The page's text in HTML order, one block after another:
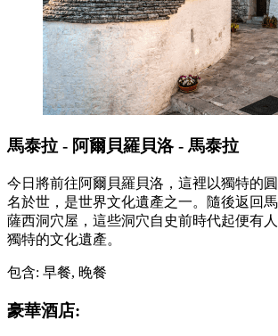
馬泰拉 - 阿爾貝羅貝洛 - 馬泰拉
今日將前往阿爾貝羅貝洛，這裡以獨特的
名於世，是世界文化遺產之一。隨後返回
薩西洞穴屋，這些洞穴自史前時代起便有
獨特的文化遺產。
包含: 早餐, 晚餐
豪華酒店: